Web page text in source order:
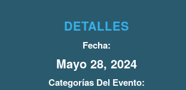
DETALLES
Fecha:
Mayo 28, 2024
Categorías Del Evento: